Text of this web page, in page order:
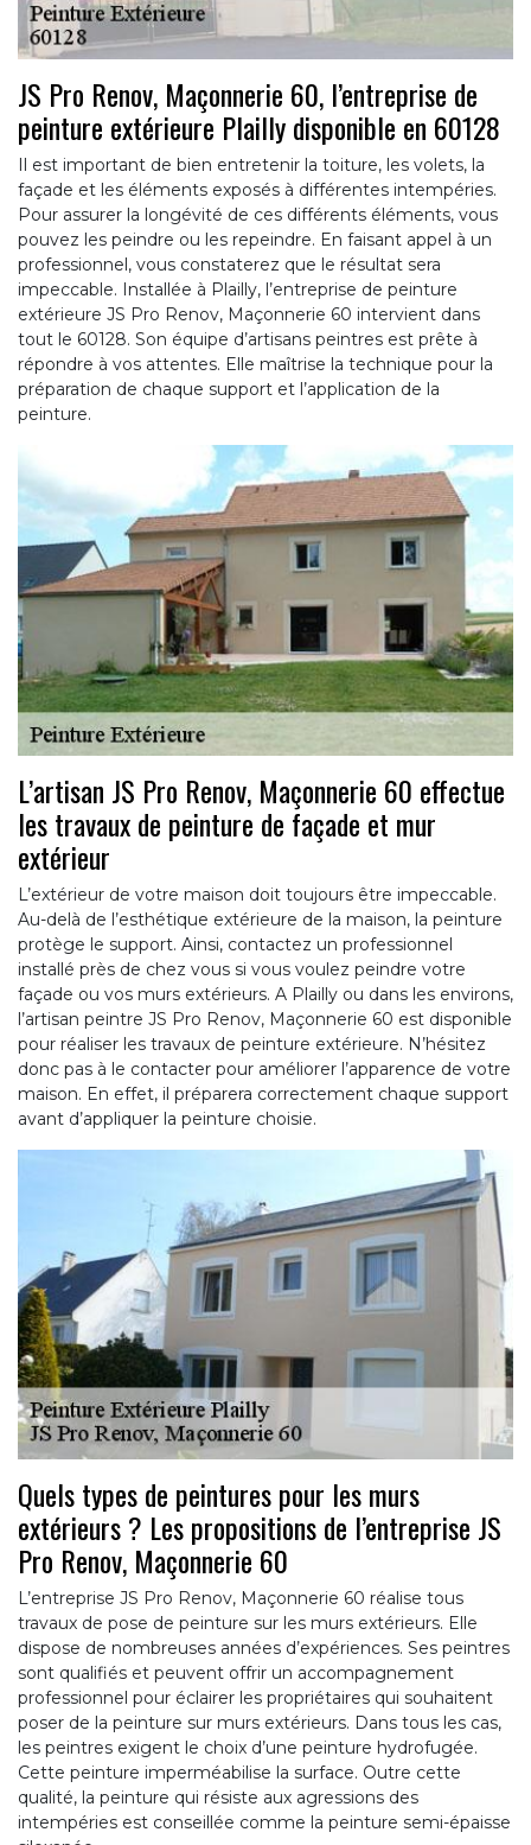
JS Pro Renov, Maçonnerie 60, l’entreprise de
peinture extérieure Plailly disponible en 60128
Il est important de bien entretenir la toiture, les volets, la
façade et les éléments exposés à différentes intempéries.
Pour assurer la longévité de ces différents éléments, vous
pouvez les peindre ou les repeindre. En faisant appel à un
professionnel, vous constaterez que le résultat sera
impeccable. Installée à Plailly, l’entreprise de peinture
extérieure JS Pro Renov, Maçonnerie 60 intervient dans
tout le 60128. Son équipe d’artisans peintres est prête à
répondre à vos attentes. Elle maîtrise la technique pour la
préparation de chaque support et l’application de la
peinture.
L’artisan JS Pro Renov, Maçonnerie 60 effectue
les travaux de peinture de façade et mur
extérieur
L’extérieur de votre maison doit toujours être impeccable.
Au-delà de l’esthétique extérieure de la maison, la peinture
protège le support. Ainsi, contactez un professionnel
installé près de chez vous si vous voulez peindre votre
façade ou vos murs extérieurs. A Plailly ou dans les environs,
l’artisan peintre JS Pro Renov, Maçonnerie 60 est disponible
pour réaliser les travaux de peinture extérieure. N’hésitez
donc pas à le contacter pour améliorer l’apparence de votre
maison. En effet, il préparera correctement chaque support
avant d’appliquer la peinture choisie.
Quels types de peintures pour les murs
extérieurs ? Les propositions de l’entreprise JS
Pro Renov, Maçonnerie 60
L’entreprise JS Pro Renov, Maçonnerie 60 réalise tous
travaux de pose de peinture sur les murs extérieurs. Elle
dispose de nombreuses années d’expériences. Ses peintres
sont qualifiés et peuvent offrir un accompagnement
professionnel pour éclairer les propriétaires qui souhaitent
poser de la peinture sur murs extérieurs. Dans tous les cas,
les peintres exigent le choix d’une peinture hydrofugée.
Cette peinture imperméabilise la surface. Outre cette
qualité, la peinture qui résiste aux agressions des
intempéries est conseillée comme la peinture semi-épaisse